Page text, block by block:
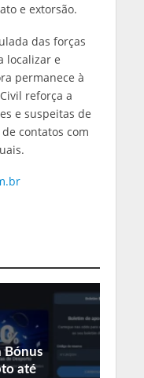
e extorsão.
das forças
localizar e
permanece à
reforça a
e suspeitas de
contatos com
Bónus
até